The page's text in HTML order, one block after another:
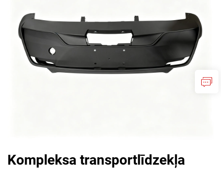
Kompleksa transportlīdzekļa